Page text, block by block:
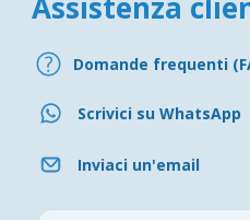
Domande frequenti
Scrivici su WhatsApp
Inviaci un'email